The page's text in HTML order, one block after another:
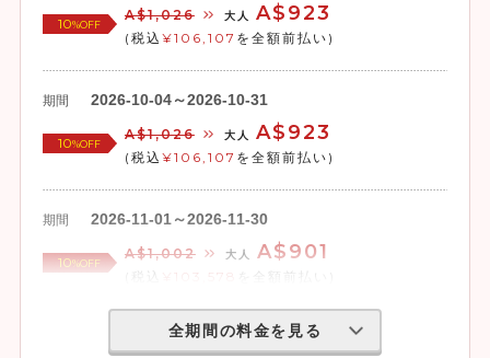
10%OFF
A$1,026 大人 A$923
(税込 ¥106,107 を全額前払い)
期間 2026-10-04～2026-10-31
10%OFF
A$1,026 大人 A$923
(税込 ¥106,107 を全額前払い)
期間 2026-11-01～2026-11-30
10%OFF
A$1,002 大人 A$901
(税込 ¥103,578 を全額前払い)
全期間の料金を見る